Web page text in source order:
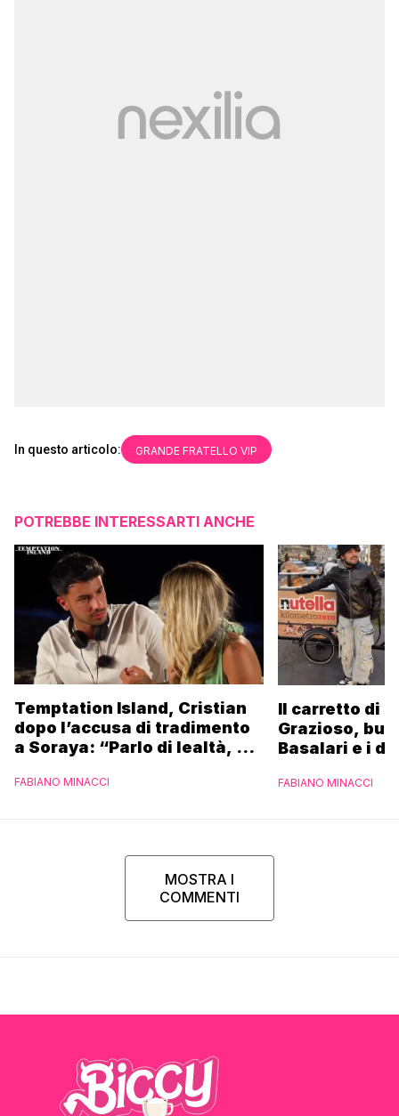
In questo articolo: GRANDE FRATELLO VIP
POTREBBE INTERESSARTI ANCHE
Temptation Island, Cristian
dopo l’accusa di tradimento
a Soraya: “Parlo di lealtà, ma
FABIANO MINACCI
Il carretto di
Grazioso,
Basalari e i
Ferrero”
FABIANO MINACCI
MOSTRA I
COMMENTI